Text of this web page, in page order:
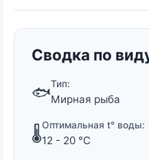
Сводка по
🐟Тип:
Мирная рыба
🌡️Оптимальная t° воды:
12 - 20 °C